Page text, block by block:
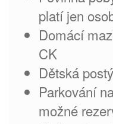
platí jen
Domácí
CK
Dětská
Parkování
možné